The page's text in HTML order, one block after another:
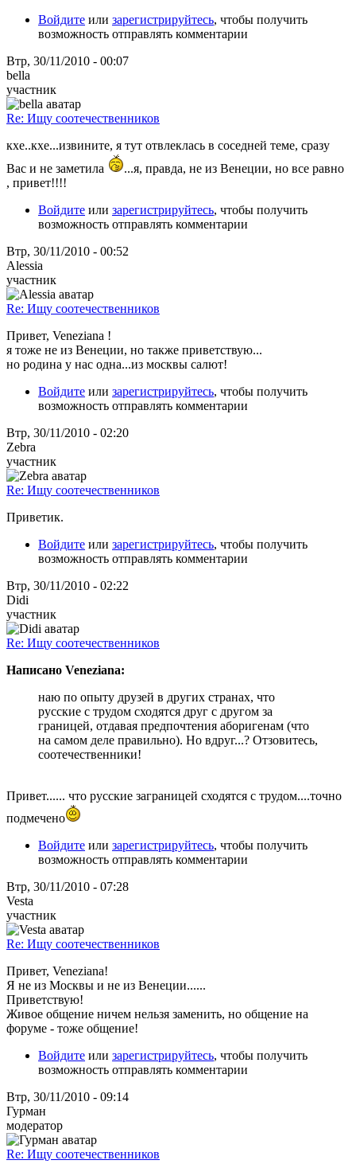
Войдите или зарегистрируйтесь, чтобы получить
возможность отправлять комментарии
Втр, 30/11/2010 - 00:07
bella
участник
Re: Ищу соотечественников
кхе..кхе...извините, я тут отвлеклась в соседней теме, сразу
Вас и не заметила
...я, правда, не из Венеции, но все равно
, привет!!!!
Войдите или зарегистрируйтесь, чтобы получить
возможность отправлять комментарии
Втр, 30/11/2010 - 00:52
Alessia
участник
Re: Ищу соотечественников
Привет, Veneziana !
я тоже не из Венеции, но также приветствую...
но родина у нас одна...из москвы салют!
Войдите или зарегистрируйтесь, чтобы получить
возможность отправлять комментарии
Втр, 30/11/2010 - 02:20
Zebra
участник
Re: Ищу соотечественников
Приветик.
Войдите или зарегистрируйтесь, чтобы получить
возможность отправлять комментарии
Втр, 30/11/2010 - 02:22
Didi
участник
Re: Ищу соотечественников
Написано Veneziana:
наю по опыту друзей в других странах, что
русские с трудом сходятся друг с другом за
границей, отдавая предпочтения аборигенам (что
на самом деле правильно). Но вдруг...? Отзовитесь,
соотечественники!
Привет...... что русские заграницей сходятся с трудом....точно
подмечено
Войдите или зарегистрируйтесь, чтобы получить
возможность отправлять комментарии
Втр, 30/11/2010 - 07:28
Vesta
участник
Re: Ищу соотечественников
Привет, Veneziana!
Я не из Москвы и не из Венеции......
Приветствую!
Живое общение ничем нельзя заменить, но общение на
форуме - тоже общение!
Войдите или зарегистрируйтесь, чтобы получить
возможность отправлять комментарии
Втр, 30/11/2010 - 09:14
Гурман
модератор
Re: Ищу соотечественников